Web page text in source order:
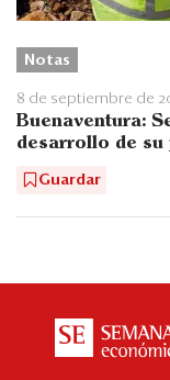
Notas
8 de septiembre de
Buenaventura:
desarrollo de su
Guardar